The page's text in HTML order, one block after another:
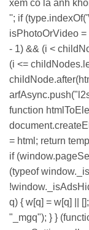
xem co la anh
''; if
isPhotoOrVideo =
- 1) && (i <
(i <=
function
= html; return
if
(typeof
q) { w[q] = w[q] ||
"_mgq"); } }